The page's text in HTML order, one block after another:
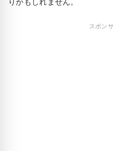
スポン